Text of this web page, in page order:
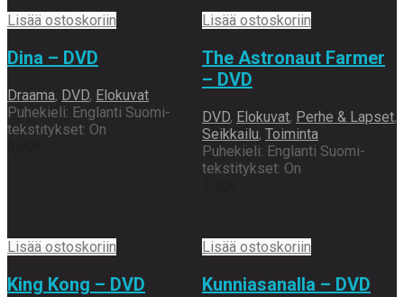
Lisää ostoskoriin
Dina – DVD
Draama, DVD, Elokuvat
Puhekieli: Englanti Suomi-
tekstitykset: On
Lisää ostoskoriin
The Astronaut Farmer
– DVD
DVD, Elokuvat, Perhe & Lapset,
Seikkailu, Toiminta
Puhekieli: Englanti Suomi-
tekstitykset: On
Lisää ostoskoriin
King Kong – DVD
Lisää ostoskoriin
Kunniasanalla – DVD